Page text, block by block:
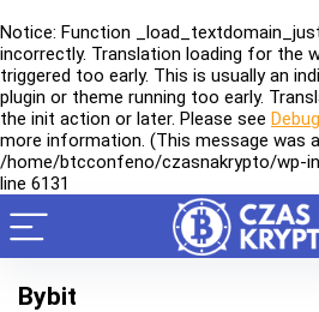
Notice: Function
incorrectly. Translation loading for the
triggered too early. This is usually an
plugin or theme running too early.
the init action or later. Please see
more information. (This message was
/home/btcconfeno/czasnakrypto/wp-
line 6131
Bybit